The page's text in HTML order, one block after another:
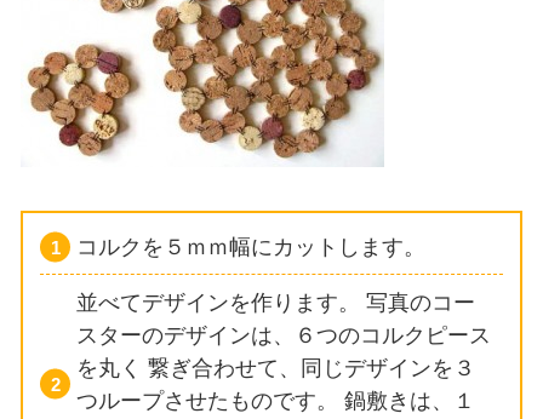
コルクを５ｍｍ幅にカットします。
並べてデザインを作ります。
写真のコー
スターのデザインは、６つのコルクピース
を丸く 繋ぎ合わせて、同じデザインを３
つループさせたものです。
鍋敷きは、１